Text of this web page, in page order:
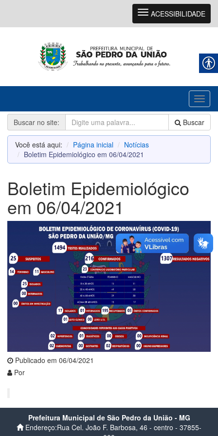
Navegação
ACESSIBILIDADE
Buscar no site:
Buscar
Você está aqui: Página inicial
Notícias
Boletim Epidemiológico em 06/04/2021
Boletim Epidemiológico
em 06/04/2021
Publicado em 06/04/2021
Por
Prefeitura Municipal de São Pedro da União - MG
Endereço:Rua Cel. João F. Barbosa, 46 - centro - 37855-